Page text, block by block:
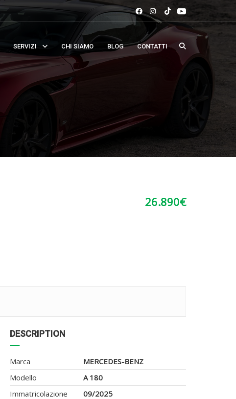
SERVIZI CHI SIAMO BLOG CONTATTI
26.890€
DESCRIPTION
Marca
MERCEDES-BENZ
Modello
A 180
Immatricolazione
09/2025